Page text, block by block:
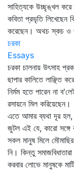
সাহিত্যকে উচ্ছৃঙ্খল
কবিতা প্রভৃতি লিখেছেন
করেছেন। অথচ স্কচ ও
চরকা
Essays
চরকা চালনায় উৎসাহ
ছাপার কালিতে লাঞ্ছিত
নির্মম হতে পারেন না
রসায়নে মিল করিয়েছেন।
এতে আমার ব্যথা দূর
জুটল এই যে, কারো সঙ্গে
সকল মানুষ মিলে
নি। কিন্তু
করবার লোভে মানুষকে